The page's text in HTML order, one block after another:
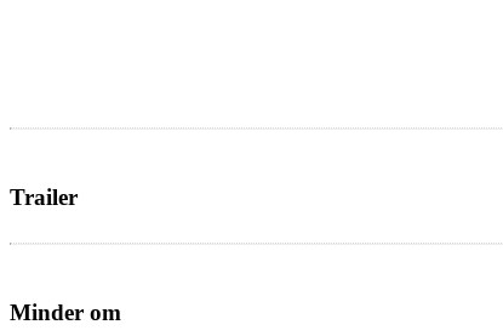
Trailer
Minder om